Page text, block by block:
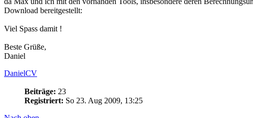
Download bereitgestellt:
Viel Spass damit !
Beste Grüße,
Daniel
DanielCV
Beiträge: 23
Registriert: So 23. Aug 2009, 13:25